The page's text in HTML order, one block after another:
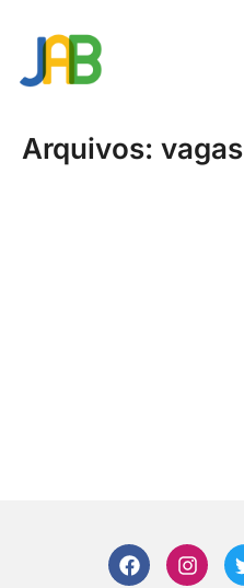
Arquivos: vagas